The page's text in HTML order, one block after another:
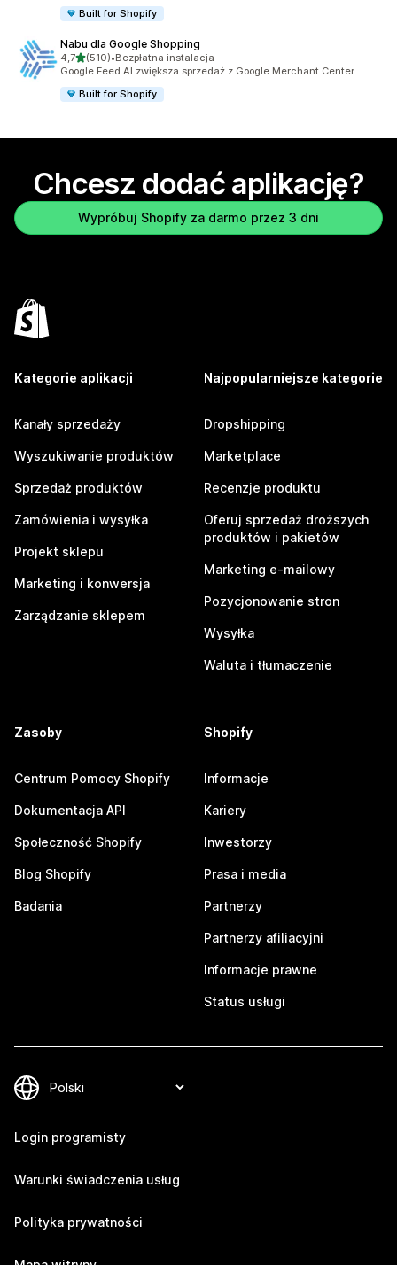
Built for Shopify
Nabu dla Google Shopping
4,7na 5 gwiazdek
(510)
Łączna liczba recenzji: 510
•Bezpłatna instalacja
Google Feed AI zwiększa sprzedaż z Google Merchant Center
Built for Shopify
Chcesz dodać aplikację?
Wypróbuj Shopify za darmo przez 3 dni
Kategorie aplikacji
Kanały sprzedaży
Wyszukiwanie produktów
Sprzedaż produktów
Zamówienia i wysyłka
Projekt sklepu
Marketing i konwersja
Zarządzanie sklepem
Najpopularniejsze kategorie
Dropshipping
Marketplace
Recenzje produktu
Oferuj sprzedaż droższych
produktów i pakietów
Marketing e-mailowy
Pozycjonowanie stron
Wysyłka
Waluta i tłumaczenie
Zasoby
Centrum Pomocy Shopify
Dokumentacja API
Społeczność Shopify
Blog Shopify
Badania
Shopify
Informacje
Kariery
Inwestorzy
Prasa i media
Partnerzy
Partnerzy afiliacyjni
Informacje prawne
Status usługi
Login programisty
Warunki świadczenia usług
Polityka prywatności